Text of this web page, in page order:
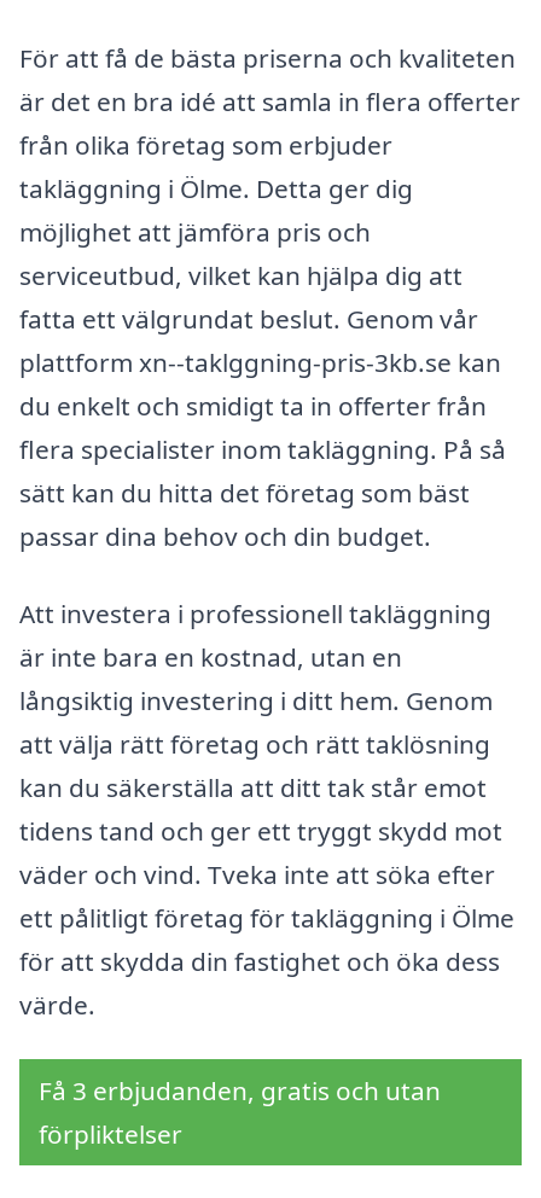
För att få de bästa priserna och kvaliteten
är det en bra idé att samla in flera offerter
från olika företag som erbjuder
takläggning i Ölme. Detta ger dig
möjlighet att jämföra pris och
serviceutbud, vilket kan hjälpa dig att
fatta ett välgrundat beslut. Genom vår
plattform xn--taklggning-pris-3kb.se kan
du enkelt och smidigt ta in offerter från
flera specialister inom takläggning. På så
sätt kan du hitta det företag som bäst
passar dina behov och din budget.
Att investera i professionell takläggning
är inte bara en kostnad, utan en
långsiktig investering i ditt hem. Genom
att välja rätt företag och rätt taklösning
kan du säkerställa att ditt tak står emot
tidens tand och ger ett tryggt skydd mot
väder och vind. Tveka inte att söka efter
ett pålitligt företag för takläggning i Ölme
för att skydda din fastighet och öka dess
värde.
Få 3 erbjudanden, gratis och utan
förpliktelser